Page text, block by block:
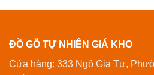
ĐỒ GỖ TỰ NHIÊN GIÁ KHO
Cửa hàng: 333 Ngô Gia Tự,